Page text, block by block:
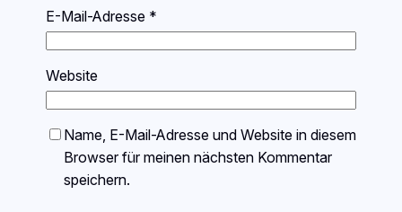
E-Mail-Adresse *
Website
Name, E-Mail-Adresse und Website in diesem
Browser für meinen nächsten Kommentar
speichern.